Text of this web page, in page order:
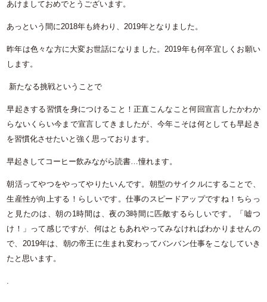
あけましておめでとうございます。
あっという間に 2018年も終わり、 2019年となりました。
昨年は色々な方に大変お世話になりました。 2019年も何卒宜しくお願い
します。
新たなる挑戦ということで
早起きする習慣を身につけること！正直こんなこと何回宣言したかわか
らないくらい今まで宣言してきましたが、今年こそは何としても早起き
を習慣化させたいと強く思っております。
早起きしてコーヒー飲みながら読書 …憧れます。
朝活ってやつをやってやりたいんです。朝型のサイクルにすることで、
生産性が向上する！らしいです。仕事のスピードアップですね！ちらっ
と見たのは、朝の1時間は、夜の3時間に匹敵するらしいです。「嘘つ
け！」って感じですが、何はともあれやってみなければわかりませんの
で、2019年は、朝の帝王に生まれ変わってバンバン仕事をこなしていき
たと思います。